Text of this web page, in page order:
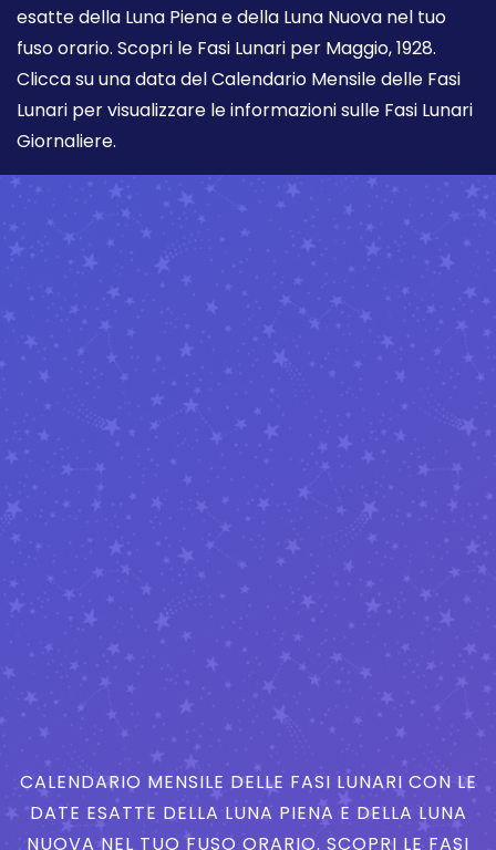
esatte della Luna Piena e della Luna Nuova nel tuo
fuso orario. Scopri le Fasi Lunari per Maggio, 1928.
Clicca su una data del Calendario Mensile delle Fasi
Lunari per visualizzare le informazioni sulle Fasi Lunari
Giornaliere.
CALENDARIO MENSILE DELLE FASI LUNARI CON LE
DATE ESATTE DELLA LUNA PIENA E DELLA LUNA
NUOVA NEL TUO FUSO ORARIO. SCOPRI LE FASI